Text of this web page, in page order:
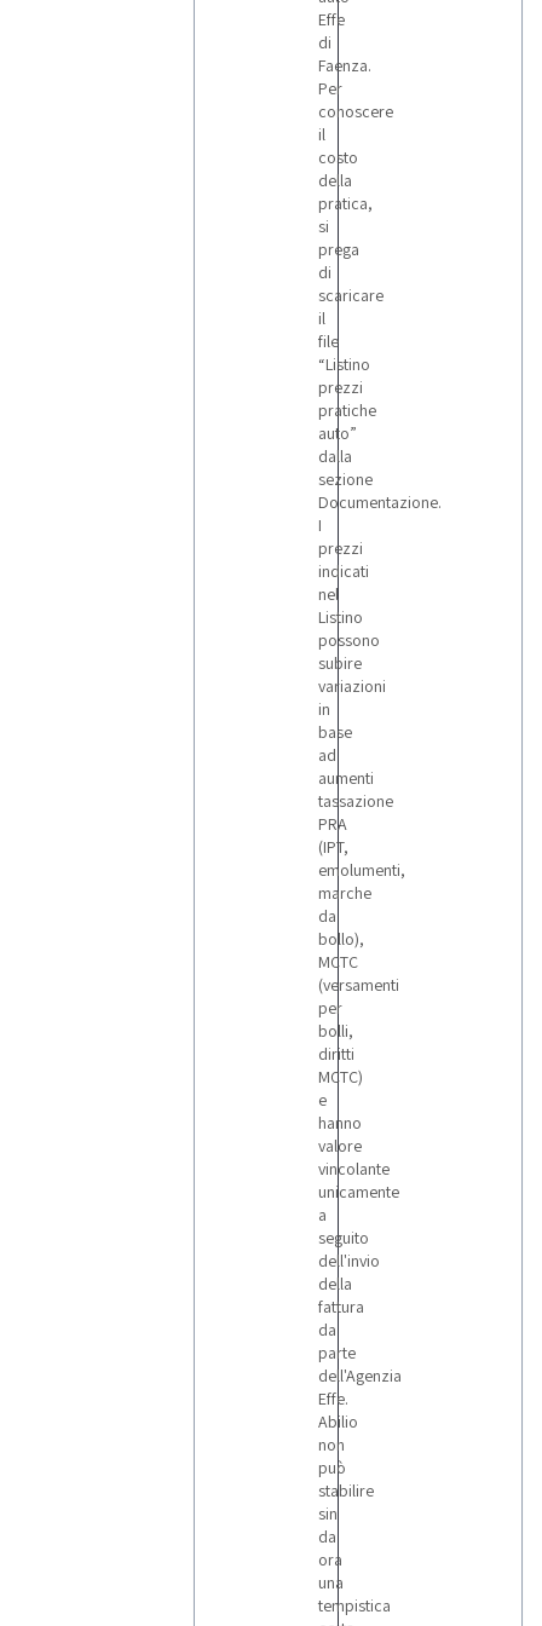
Effe
di
Faenza.
Per
conoscere
il
costo
della
pratica,
si
prega
di
scaricare
il
file
“Listino
prezzi
pratiche
auto”
dalla
sezione
Documentazione.
I
prezzi
indicati
nel
Listino
possono
subire
variazioni
in
base
ad
aumenti
tassazione
PRA
(IPT,
emolumenti,
marche
da
bollo),
MCTC
(versamenti
per
bolli,
diritti
MCTC)
e
hanno
valore
vincolante
unicamente
a
seguito
dell'invio
della
fattura
da
parte
dell'Agenzia
Effe.
Abilio
non
può
stabilire
sin
da
ora
una
tempistica